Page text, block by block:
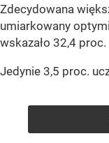
Zdecydowana
umiarkowany
wskazało 32,4 proc.
Jedynie 3,5 proc.